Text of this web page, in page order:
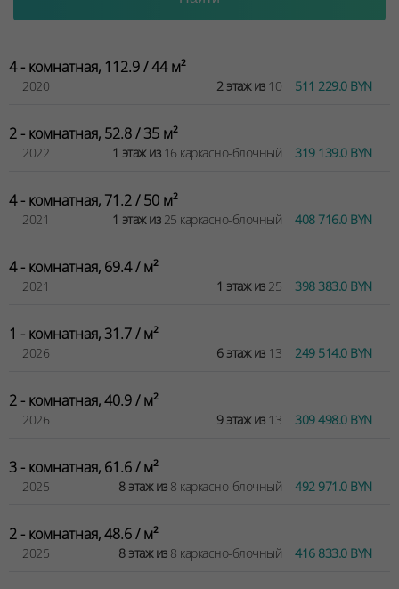
4 - комнатная, 112.9 / 44 м²
2020 2 этаж из10 511 229.0 BYN
2 - комнатная, 52.8 / 35 м²
2022 1 этаж из16 каркасно-блочный 319 139.0 BYN
4 - комнатная, 71.2 / 50 м²
2021 1 этаж из25 каркасно-блочный 408 716.0 BYN
4 - комнатная, 69.4 / м²
2021 1 этаж из25 398 383.0 BYN
1 - комнатная, 31.7 / м²
2026 6 этаж из13 249 514.0 BYN
2 - комнатная, 40.9 / м²
2026 9 этаж из13 309 498.0 BYN
3 - комнатная, 61.6 / м²
2025 8 этаж из8 каркасно-блочный 492 971.0 BYN
2 - комнатная, 48.6 / м²
2025 8 этаж из8 каркасно-блочный 416 833.0 BYN